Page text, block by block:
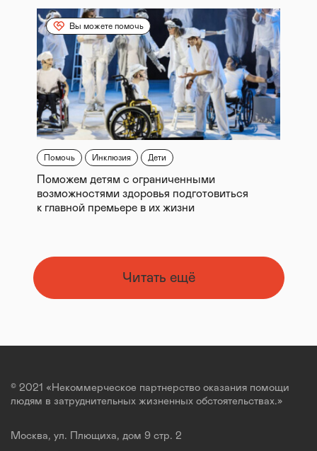
Вы можете помочь
Помочь Инклюзия Дети
Поможем детям с ограниченными
возможностями здоровья подготовиться
к главной премьере в их жизни
Читать ещё
© 2021 «Некоммерческое партнерство оказания помощи
людям в затруднительных жизненных обстоятельствах.»
Москва, ул. Плющиха, дом 9 стр. 2